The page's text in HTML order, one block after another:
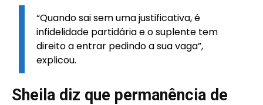
“Quando sai sem uma justificativa, é
infidelidade partidária e o suplente tem
direito a entrar pedindo a sua vaga”,
explicou.
Sheila diz que permanência de